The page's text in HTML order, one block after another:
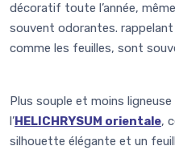
décoratif toute l’année,
souvent odorantes.
comme les feuilles, sont
Plus souple et moins ligneuse
l’HELICHRYSUM orientale,
silhouette élégante et un